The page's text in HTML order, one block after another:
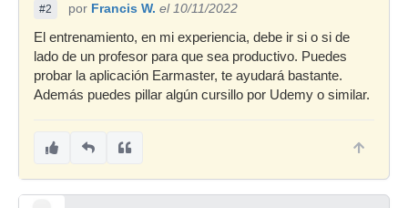
#2 por Francis W. el 10/11/2022
El entrenamiento, en mi experiencia, debe ir si o si de
lado de un profesor para que sea productivo. Puedes
probar la aplicación Earmaster, te ayudará bastante.
Además puedes pillar algún cursillo por Udemy o similar.